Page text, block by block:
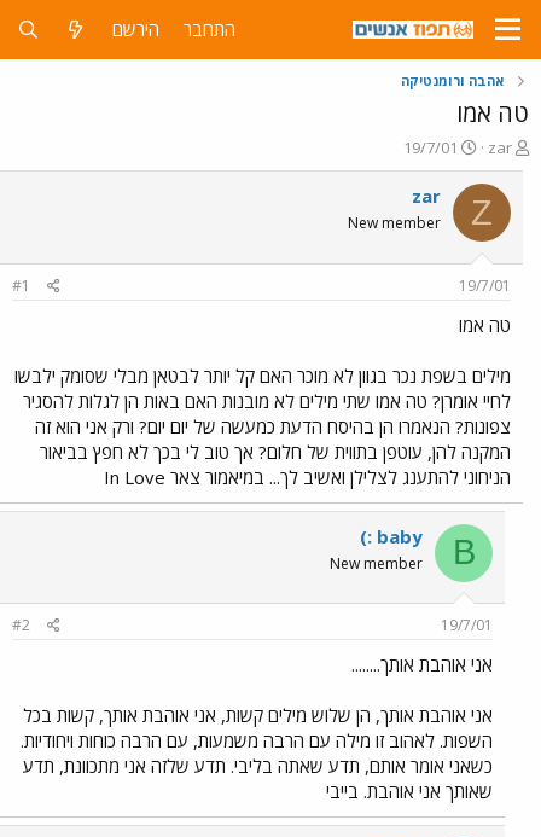
התחבר הירשם
אהבה ורומנטיקה
טה אמו
פ
ו
ת
ח
ה
ש
א
zar
פ
ו
ס
ם
19/7/01
Z
zar
New member
19/7/01
#1
טה אמו
מילים בשפת נכר בגוון לא מוכר האם קל יותר לבטאן מבלי שסומק ילבשו
לחיי אומרן? טה אמו שתי מילים לא מובנות האם באות הן לגלות להסגיר
צפונות? הנאמרו הן בהיסח הדעת כמעשה של יום יום? ורק אני הוא זה
המקנה להן, עוטפן בתווית של חלום? אך טוב לי בכך לא חפץ בביאור
הניחוני להתענג לצלילן ואשיב לך... במיאמור צאר In Love
B
(: baby
New member
19/7/01
#2
אני אוהבת אותך........
אני אוהבת אותך, הן שלוש מילים קשות, אני אוהבת אותך, קשות בכל
השפות. לאהוב זו מילה עם הרבה משמעות, עם הרבה כוחות ויחודיות.
כשאני אומר אותם, תדע שאתה בליבי. תדע שלזה אני מתכוונת, תדע
שאותך אני אוהבת. בייבי